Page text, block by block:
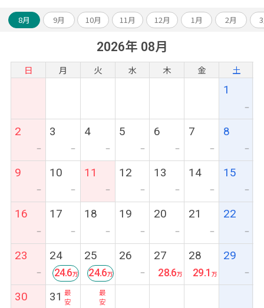
8月 9月 10月 11月 12月 1月 2月
2026年 08月
日 月 火 水 木 金 土
1
ー
2
ー
3
ー
4
ー
5
ー
6
ー
7
ー
8
ー
9
ー
10
ー
11
ー
12
ー
13
ー
14
ー
15
ー
16
ー
17
ー
18
ー
19
ー
20
ー
21
ー
22
ー
23
ー
24
最
安
24.6
25
最
安
24.6
26
ー
27
28.6
28
29.1
29
ー
30 31